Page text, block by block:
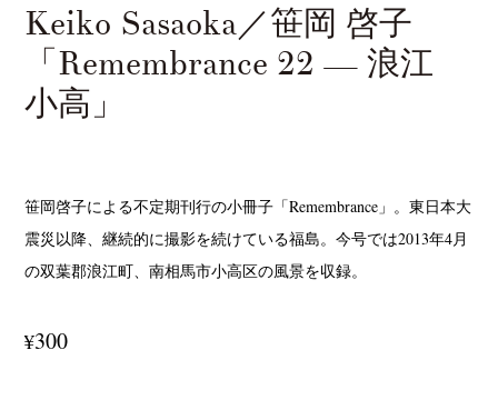
Keiko Sasaoka／笹岡 啓子
「Remembrance 22 — 浪江
小高」
笹岡啓子による不定期刊行の小冊子「Remembrance」。東日本大
震災以降、継続的に撮影を続けている福島。今号では2013年4月
の双葉郡浪江町、南相馬市小高区の風景を収録。
¥300